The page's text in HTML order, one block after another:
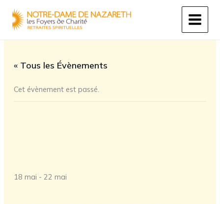
contenu
« Tous les Évènements
Cet évènement est passé.
18 mai - 22 mai